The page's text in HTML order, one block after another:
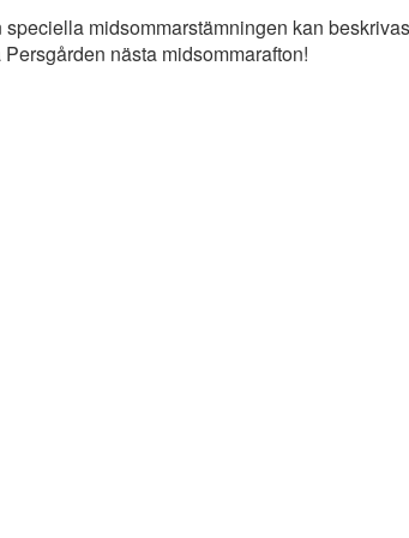
midsommarstämningen kan
nästa midsommarafton!